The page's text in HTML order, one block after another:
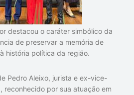
destacou o caráter simbólico da
de preservar a memória de
história política da região.
Pedro Aleixo, jurista e ex-vice-
reconhecido por sua atuação em